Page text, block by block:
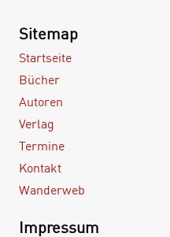
Sitemap
Startseite
Bücher
Autoren
Verlag
Termine
Kontakt
Wanderweb
Impressum